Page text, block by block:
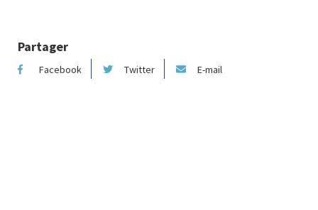
Partager
Facebook Twitter E-mail